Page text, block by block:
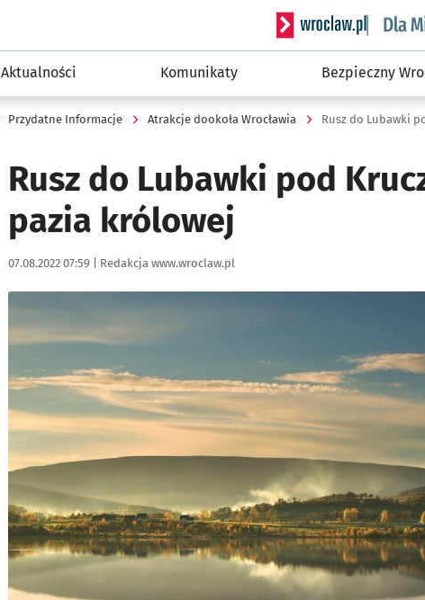
Serwis informacyjny
Aktualności Komunikaty Bezpieczny
Przydatne Informacje Atrakcje dookoła Wrocławia Rusz do Lubawki
Rusz do Lubawki pod
pazia królowej
Data publikacji:
07.08.2022 07:59 | Autor:
Redakcja www.wroclaw.pl